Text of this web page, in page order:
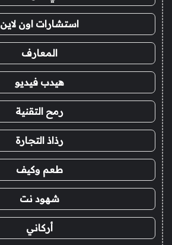
استشارات اون لاين
المعارف
هيدب فيديو
رمح التقنية
رذاذ التجارة
طعم وكيف
شهود نت
أركاني